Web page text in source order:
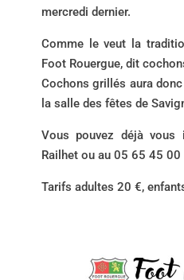
mercredi dernier.
Comme le veut la
Foot Rouergue, dit
Cochons grillés aura
la salle des fêtes de
Vous pouvez déjà vous
Railhet ou au 05 65 45 00
Tarifs adultes 20 €,